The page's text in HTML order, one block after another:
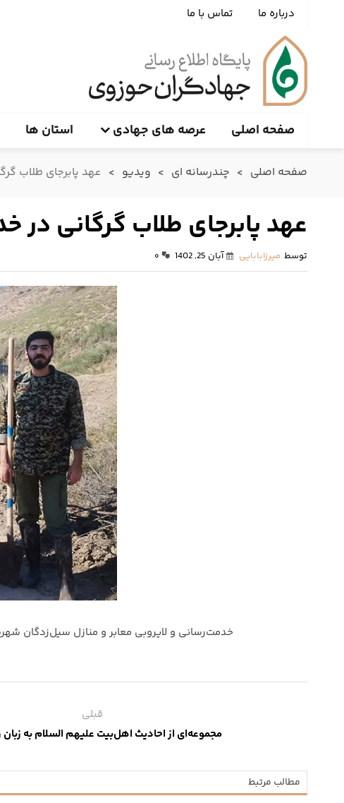
درباره ما تماس با ما
صفحه اصلی عرصه های جهادی استان ها
صفحه اصلی > چندرسانه ای > ویدیو > عهد پابرجای طلاب
عهد پابرجای طلاب گرگانی در
توسط میرزابابایی آبان 25, 1402 ۰
خدمت‌رسانی و لایروبی معابر و منازل سیل‌زدگان
قبلی
مجموعه‌ای از احادیث اهل‌بیت علیهم السلام به زبان
مطالب مرتبط